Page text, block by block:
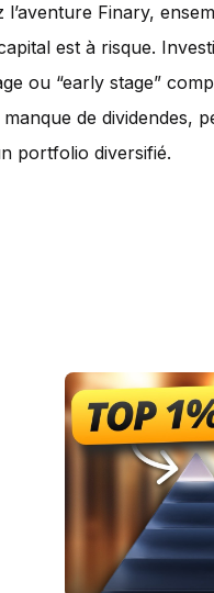
l’aventure Finary,
est à risque.
ou “early stage”
manque de dividendes,
portfolio diversifié.